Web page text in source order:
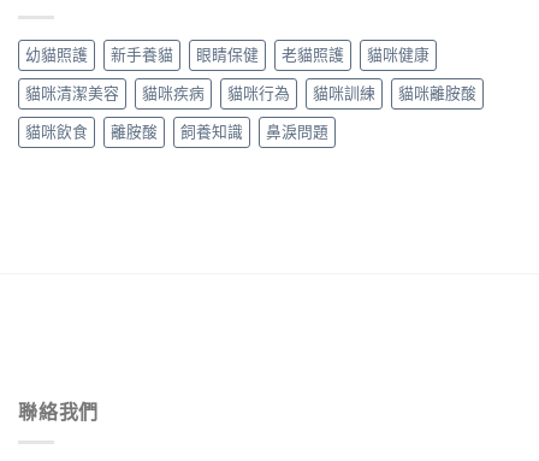
幼貓照護 新手養貓 眼睛保健 老貓照護 貓咪健康
貓咪清潔美容 貓咪疾病 貓咪行為 貓咪訓練 貓咪離胺酸
貓咪飲食 離胺酸 飼養知識 鼻淚問題
聯絡我們